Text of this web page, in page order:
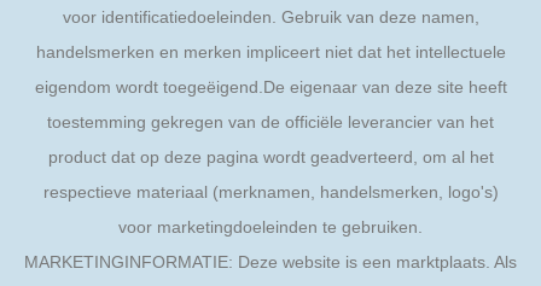
voor identificatiedoeleinden. Gebruik van deze namen,
handelsmerken en merken impliceert niet dat het intellectuele
eigendom wordt toegeëigend.De eigenaar van deze site heeft
toestemming gekregen van de officiële leverancier van het
product dat op deze pagina wordt geadverteerd, om al het
respectieve materiaal (merknamen, handelsmerken, logo's)
voor marketingdoeleinden te gebruiken.
MARKETINGINFORMATIE: Deze website is een marktplaats. Als